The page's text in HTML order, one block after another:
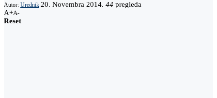
Autor: Urednik 20. Novembra 2014. 44 pregleda
A+A-
Reset